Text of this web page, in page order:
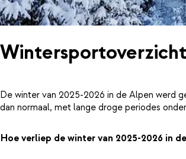
De winter van 2025-2026 in de Alpen werd
dan normaal, met lange droge periodes
Hoe verliep de winter van 2025-2026 in